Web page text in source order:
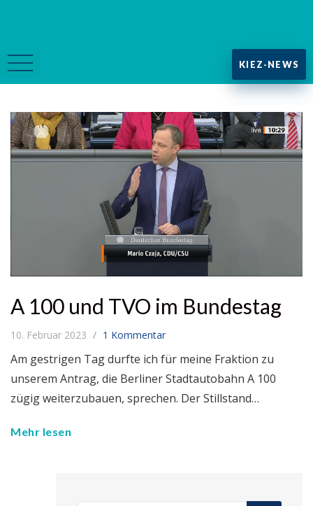
KIEZ-NEWS
A 100 und TVO im Bundestag
10. Februar 2023 1 Kommentar
Am gestrigen Tag durfte ich für meine Fraktion zu
unserem Antrag, die Berliner Stadtautobahn A 100
zügig weiterzubauen, sprechen. Der Stillstand…
Mehr lesen